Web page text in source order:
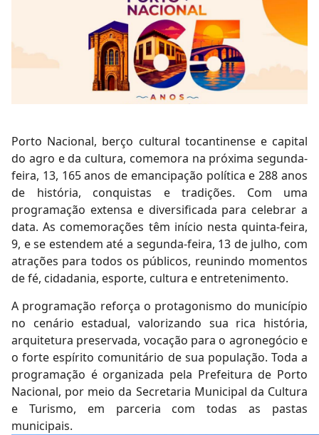
Porto Nacional, berço cultural tocantinense e capital
do agro e da cultura, comemora na próxima segunda-
feira, 13, 165 anos de emancipação política e 288 anos
de história, conquistas e tradições. Com uma
programação extensa e diversificada para celebrar a
data. As comemorações têm início nesta quinta-feira,
9, e se estendem até a segunda-feira, 13 de julho, com
atrações para todos os públicos, reunindo momentos
de fé, cidadania, esporte, cultura e entretenimento.
A programação reforça o protagonismo do município
no cenário estadual, valorizando sua rica história,
arquitetura preservada, vocação para o agronegócio e
o forte espírito comunitário de sua população. Toda a
programação é organizada pela Prefeitura de Porto
Nacional, por meio da Secretaria Municipal da Cultura
e Turismo, em parceria com todas as pastas
municipais.